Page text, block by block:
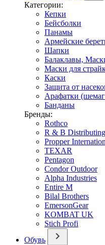
Категории:
Кепки
Бейсболки
Панамы
Армейские
Шапки
Балаклавы,
Маски для
Каски
Защита от
Арафатки
Банданы
Бренды:
Rothco
R & B
Propper
TEXAR
Pentagon
Condor Outdoor
Alpha Industries
Entire M
Bilal Brothers
EmersonGear
KOMBAT UK
Stich Profi
Обувь